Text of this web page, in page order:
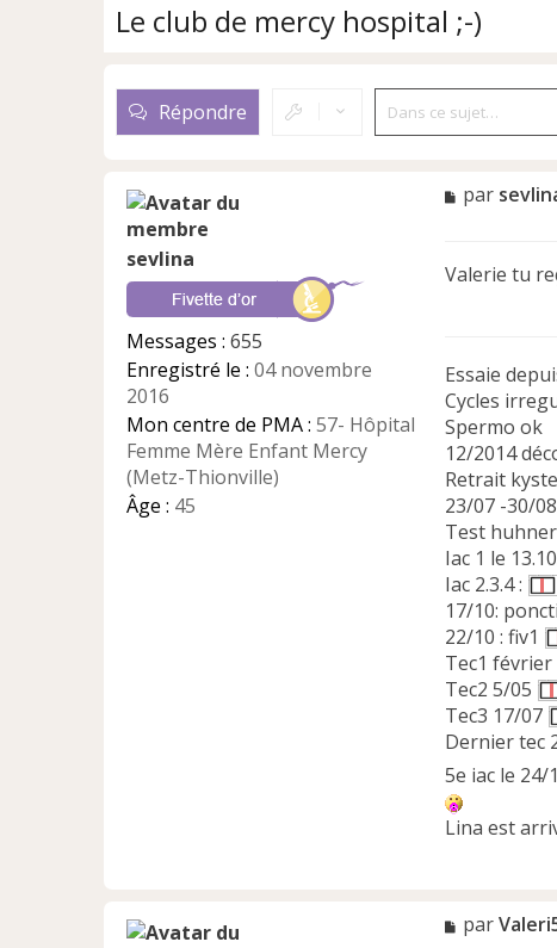
Le club de mercy hospital ;-)
Répondre
sevlina
Messages : 655
Enregistré le : 04 novembre
2016
Mon centre de PMA : 57- Hôpital
Femme Mère Enfant Mercy
(Metz-Thionville)
Âge : 45
M
a
o
n
l
u
par
Valerie tu
Essaie
Cycles
Spermo ok
12/2014
Retrait
23/07 -30/
Test
Iac 1 le
Iac 2.3.4 :
17/10:
22/10 : fiv1
Tec1 février
Tec2 5/05
Tec3 17/07
Dernier tec
5e iac le 24/
Lina est
M
par